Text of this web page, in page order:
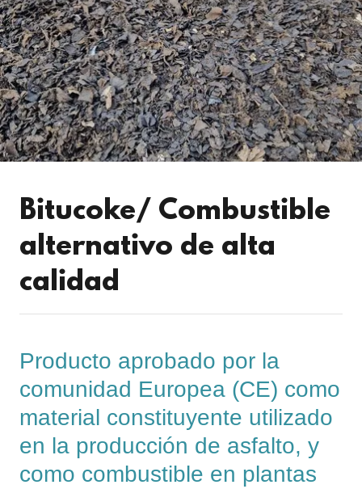
Bitucoke/ Combustible
alternativo de alta
calidad
Producto aprobado por la
comunidad Europea (CE) como
material constituyente utilizado
en la producción de asfalto, y
como combustible en plantas